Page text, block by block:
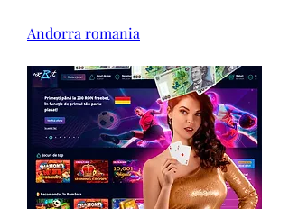
Andorra romania